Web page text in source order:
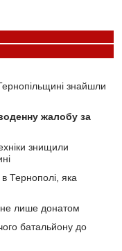
знайшли
жалобу за
знищили
Тернополі, яка
не лише донатом
батальйону до